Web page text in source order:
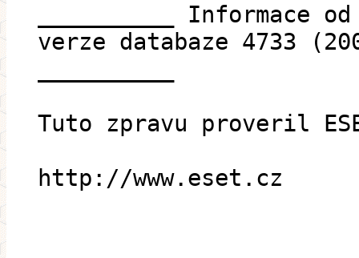
__________ Informace
verze databaze 4733
Tuto zpravu proveril
http://www.eset.cz